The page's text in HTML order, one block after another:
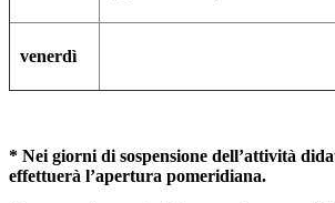
venerdì
* Nei giorni di sospensione dell’attività
effettuerà l’apertura pomeridiana.